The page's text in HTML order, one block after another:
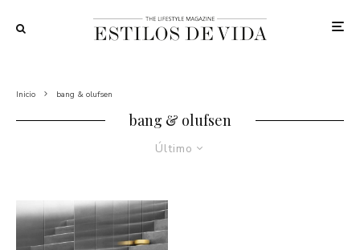
Inicio bang & olufsen
bang & olufsen
Último